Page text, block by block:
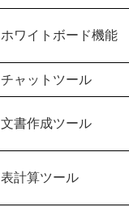
ホワイトボード機能
チャットツール
文書作成ツール
表計算ツール